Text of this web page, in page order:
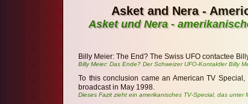
Asket and Nera -
Asket und Nera -
Billy Meier: The End? The Swiss UFO contactee
Billy Meier: Das Ende? Der Schweizer UFO-Kontaktler Billy
To this conclusion came an American TV
broadcast in May 1998.
Dieses Fazit zieht ein amerikanisches TV-Special, das unter